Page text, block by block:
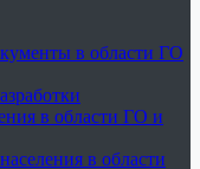
в области ГО
в области ГО и
в области